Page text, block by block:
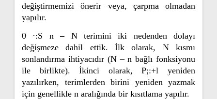
değiştirmemizi önerir veya, çarpma olmadan
yapılır.
0 ·:S n – N terimini iki nedenden dolayı
değişmeze dahil ettik. İlk olarak, N kısmı
sonlandırma ihtiyacıdır (N – n bağlı fonksiyonu
ile birlikte). İkinci olarak, P;:+l yeniden
yazılırken, terimlerden birini yeniden yazmak
için genellikle n aralığında bir kısıtlama yapılır.